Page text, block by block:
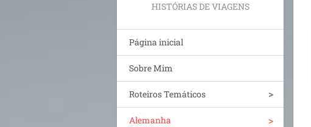
HISTÓRIAS DE VIAGENS
Página inicial
Sobre Mim
Roteiros Temáticos
Alemanha